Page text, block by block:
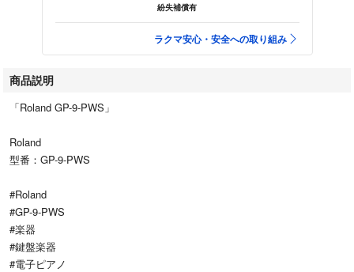
紛失補償有
ラクマ安心・安全への取り組み
商品説明
「Roland GP-9-PWS」
Roland
型番：GP-9-PWS
#Roland
#GP-9-PWS
#楽器
#鍵盤楽器
#電子ピアノ